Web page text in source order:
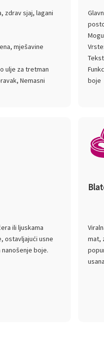
zdrav sjaj, lagani
mješavine
ulje za tretman
Nemasni
boje
ili ljuskama
ostavljajući usne
boje.
mat,